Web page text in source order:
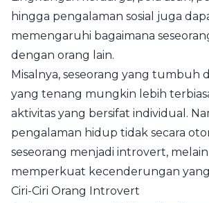
hingga pengalaman sosial juga
memengaruhi bagaimana
dengan orang lain.
Misalnya, seseorang yang tumbuh
yang tenang mungkin lebih
aktivitas yang bersifat individual.
pengalaman hidup tidak secara
seseorang menjadi introvert,
memperkuat kecenderungan yang
Ciri-Ciri Orang Introvert